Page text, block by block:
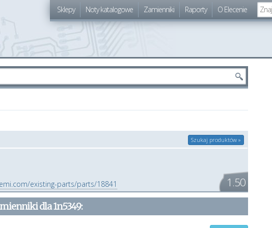
Sklepy Noty katalogowe Zamienniki Raporty O Elecenie
Szukaj produktów »
1.50
existing-parts/parts/18841
dla1n5349: